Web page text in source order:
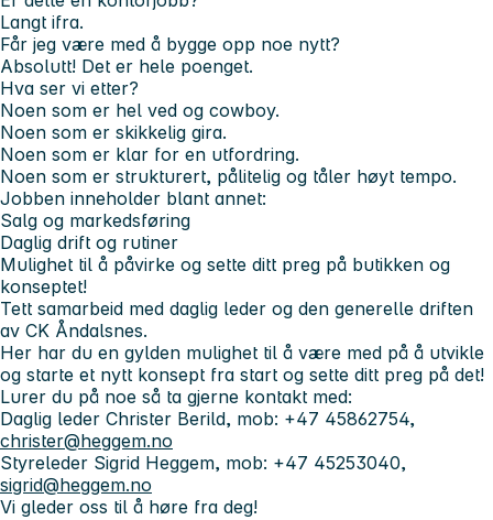
Langt ifra.
Får jeg være med å bygge opp noe nytt?
Absolutt! Det er hele poenget.
Hva ser vi etter?
Noen som er hel ved og cowboy.
Noen som er skikkelig gira.
Noen som er klar for en utfordring.
Noen som er strukturert, pålitelig og tåler høyt tempo.
Jobben inneholder blant annet:
Salg og markedsføring
Daglig drift og rutiner
Mulighet til å påvirke og sette ditt preg på butikken og
konseptet!
Tett samarbeid med daglig leder og den generelle driften
av CK Åndalsnes.
Her har du en gylden mulighet til å være med på å utvikle
og starte et nytt konsept fra start og sette ditt preg på det!
Lurer du på noe så ta gjerne kontakt med:
Daglig leder Christer Berild, mob: +47 45862754,
christer@heggem.no
Styreleder Sigrid Heggem, mob: +47 45253040,
sigrid@heggem.no
Vi gleder oss til å høre fra deg!